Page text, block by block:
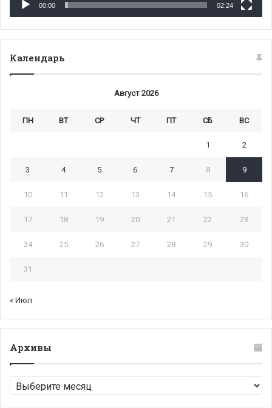
00:00 02:24
Календарь
Август 2026
ПН ВТ СР ЧТ ПТ СБ ВС
1 2
3 4 5 6 7 8 9
10 11 12 13 14 15 16
17 18 19 20 21 22 23
24 25 26 27 28 29 30
31
« Июл
Архивы
Архивы